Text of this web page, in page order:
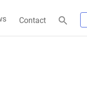
Contact